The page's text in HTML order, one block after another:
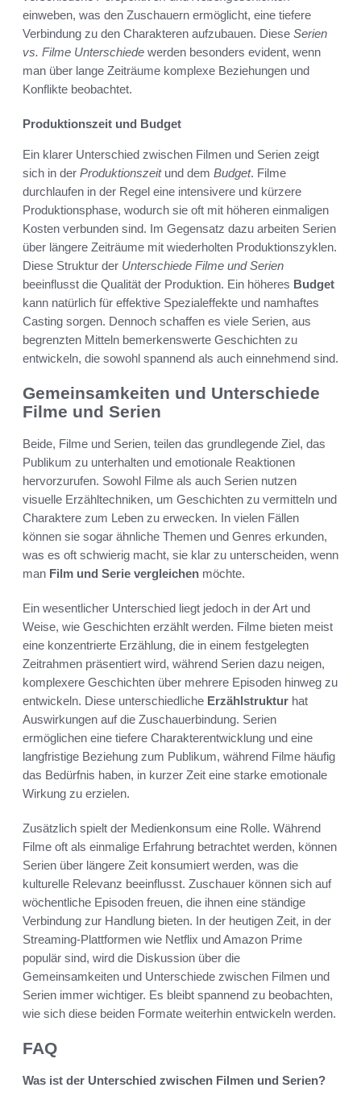
einweben, was den Zuschauern ermöglicht, eine tiefere
Verbindung zu den Charakteren aufzubauen. Diese Serien
vs. Filme Unterschiede werden besonders evident, wenn
man über lange Zeiträume komplexe Beziehungen und
Konflikte beobachtet.
Produktionszeit und Budget
Ein klarer Unterschied zwischen Filmen und Serien zeigt
sich in der Produktionszeitund dem Budget. Filme
durchlaufen in der Regel eine intensivere und kürzere
Produktionsphase, wodurch sie oft mit höheren einmaligen
Kosten verbunden sind. Im Gegensatz dazu arbeiten Serien
über längere Zeiträume mit wiederholten Produktionszyklen.
Diese Struktur der Unterschiede Filme und Serien
beeinflusst die Qualität der Produktion. Ein höheres Budget
kann natürlich für effektive Spezialeffekte und namhaftes
Casting sorgen. Dennoch schaffen es viele Serien, aus
begrenzten Mitteln bemerkenswerte Geschichten zu
entwickeln, die sowohl spannend als auch einnehmend sind.
Gemeinsamkeiten und Unterschiede
Filme und Serien
Beide, Filme und Serien, teilen das grundlegende Ziel, das
Publikum zu unterhalten und emotionale Reaktionen
hervorzurufen. Sowohl Filme als auch Serien nutzen
visuelle Erzähltechniken, um Geschichten zu vermitteln und
Charaktere zum Leben zu erwecken. In vielen Fällen
können sie sogar ähnliche Themen und Genres erkunden,
was es oft schwierig macht, sie klar zu unterscheiden, wenn
man Film und Serie vergleichen möchte.
Ein wesentlicher Unterschied liegt jedoch in der Art und
Weise, wie Geschichten erzählt werden. Filme bieten meist
eine konzentrierte Erzählung, die in einem festgelegten
Zeitrahmen präsentiert wird, während Serien dazu neigen,
komplexere Geschichten über mehrere Episoden hinweg zu
entwickeln. Diese unterschiedliche Erzählstruktur hat
Auswirkungen auf die Zuschauerbindung. Serien
ermöglichen eine tiefere Charakterentwicklung und eine
langfristige Beziehung zum Publikum, während Filme häufig
das Bedürfnis haben, in kurzer Zeit eine starke emotionale
Wirkung zu erzielen.
Zusätzlich spielt der Medienkonsum eine Rolle. Während
Filme oft als einmalige Erfahrung betrachtet werden, können
Serien über längere Zeit konsumiert werden, was die
kulturelle Relevanz beeinflusst. Zuschauer können sich auf
wöchentliche Episoden freuen, die ihnen eine ständige
Verbindung zur Handlung bieten. In der heutigen Zeit, in der
Streaming-Plattformen wie Netflix und Amazon Prime
populär sind, wird die Diskussion über die
Gemeinsamkeiten und Unterschiede zwischen Filmen und
Serien immer wichtiger. Es bleibt spannend zu beobachten,
wie sich diese beiden Formate weiterhin entwickeln werden.
FAQ
Was ist der Unterschied zwischen Filmen und Serien?